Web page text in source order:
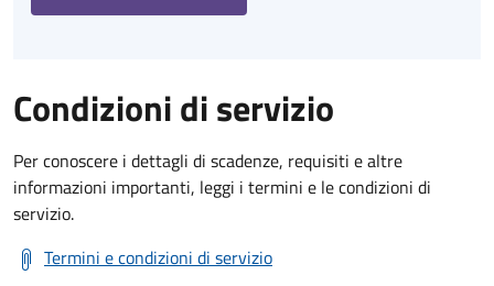
Condizioni di servizio
Per conoscere i dettagli di scadenze, requisiti e altre
informazioni importanti, leggi i termini e le condizioni di
servizio.
Termini e condizioni di servizio